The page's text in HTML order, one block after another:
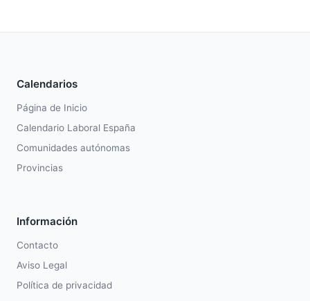
Calendarios
Página de Inicio
Calendario Laboral España
Comunidades autónomas
Provincias
Información
Contacto
Aviso Legal
Política de privacidad